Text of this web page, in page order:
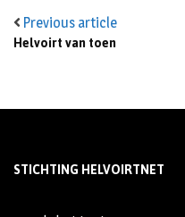
Previous article
Helvoirt van toen
STICHTING HELVOIRTNET